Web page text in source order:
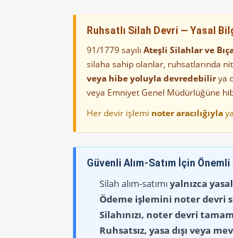
Ruhsatlı Silah Devri — Yasal
91/1779 sayılı Ateşli Silahlar ve
silaha sahip olanlar, ruhsatlarında
veya hibe yoluyla devredebilirya
veya Emniyet Genel Müdürlüğüne
Her devir işlemi noter aracılığıyla
Güvenli Alım-Satım İçin Önemli
Silah alım-satımıyalnızca
Ödeme işlemini noter devri
Silahınızı, noter devri
Ruhsatsız, yasa dışı veya